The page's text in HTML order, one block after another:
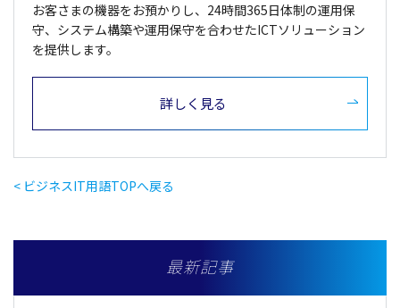
お客さまの機器をお預かりし、24時間365日体制の運用保
守、システム構築や運用保守を合わせたICTソリューション
を提供します。
詳しく見る
< ビジネスIT用語TOPへ戻る
最新記事